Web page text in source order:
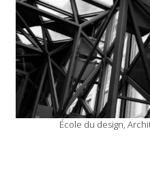
École du design,